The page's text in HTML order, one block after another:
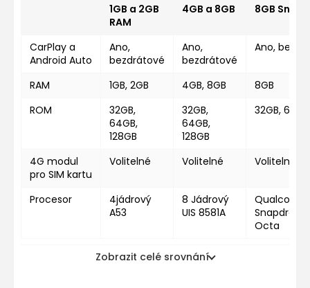
1GB a 2GB
RAM
4GB a 8GB 8GB
CarPlay a
Android Auto
Ano,
bezdrátové
Ano,
bezdrátové
Ano,
RAM 1GB, 2GB 4GB, 8GB
8GB
ROM
32GB,
64GB,
128GB
32GB,
64GB,
128GB
32GB,
4G modul
pro SIM kartu
Volitelné Volitelné Volitelné
Procesor
4jádrový
A53
8 Jádrový
UIS 8581A
Octa
Zobrazit celé srovnání